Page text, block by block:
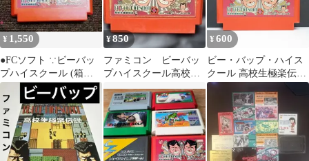
¥ 1,550
●FCソフト ∵ビーバッ
プハイスクール (箱説
なし) データイースト
ファミコン
¥850
ファミコン ビーバッ
プハイスクール高校生
¥600
ビー・バップ・ハイス
クール 高校生極楽伝
説 ファミコン 動作確
認済み FC